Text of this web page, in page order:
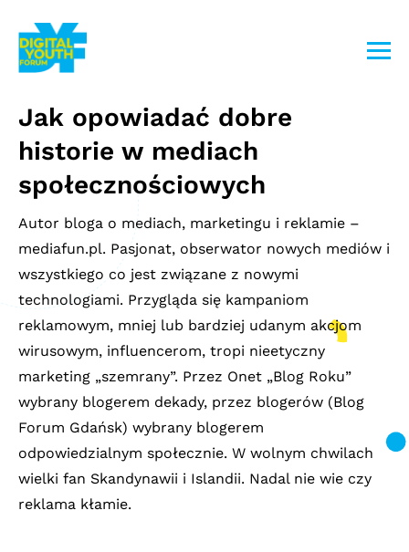
treści
Jak opowiadać dobre
historie w mediach
społecznościowych
Autor bloga o mediach, marketingu i reklamie –
mediafun.pl. Pasjonat, obserwator nowych mediów i
wszystkiego co jest związane z nowymi
technologiami. Przygląda się kampaniom
reklamowym, mniej lub bardziej udanym akcjom
wirusowym, influencerom, tropi nieetyczny
marketing „szemrany”. Przez Onet „Blog Roku”
wybrany blogerem dekady, przez blogerów (Blog
Forum Gdańsk) wybrany blogerem
odpowiedzialnym społecznie. W wolnym chwilach
wielki fan Skandynawii i Islandii. Nadal nie wie czy
reklama kłamie.